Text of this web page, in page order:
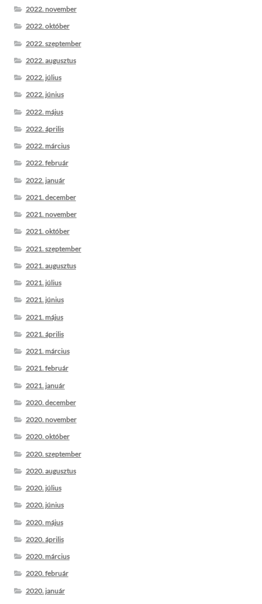
2022. november
2022. október
2022. szeptember
2022. augusztus
2022. július
2022. június
2022. május
2022. április
2022. március
2022. február
2022. január
2021. december
2021. november
2021. október
2021. szeptember
2021. augusztus
2021. július
2021. június
2021. május
2021. április
2021. március
2021. február
2021. január
2020. december
2020. november
2020. október
2020. szeptember
2020. augusztus
2020. július
2020. június
2020. május
2020. április
2020. március
2020. február
2020. január